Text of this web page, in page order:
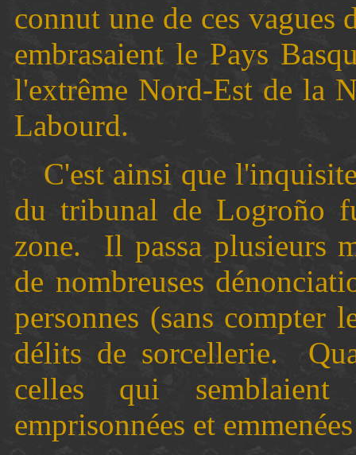
connut une de ces
embrasaient le Pays
l'extrême Nord-Est de la
Labourd.
C'est ainsi que
du tribunal de Logroño
zone.
Il passa plusieurs
de nombreuses
personnes (sans compter
délits de sorcellerie.
celles qui
emprisonnées et